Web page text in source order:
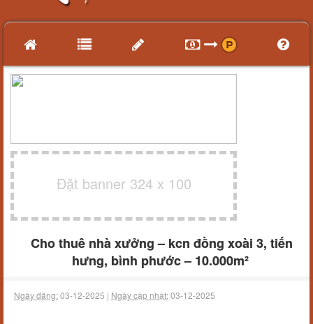
Đặt banner 324 x 100
Cho thuê nhà xưởng – kcn đồng xoài 3, tiến
hưng, bình phước – 10.000m²
Ngày đăng:03-12-2025 | Ngày cập nhật:03-12-2025